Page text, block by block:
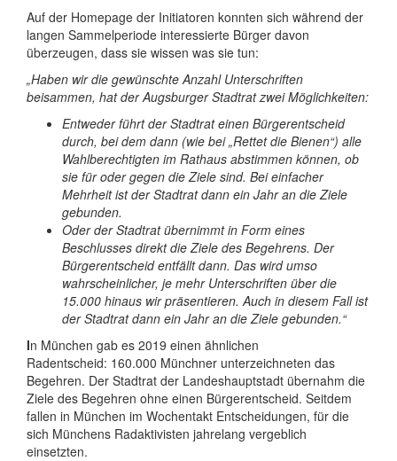
Auf der Homepage der Initiatoren konnten sich während der
langen Sammelperiode interessierte Bürger davon
überzeugen, dass sie wissen was sie tun:
„Haben wir die gewünschte Anzahl Unterschriften
beisammen, hat der Augsburger Stadtrat zwei Möglichkeiten:
Entweder führt der Stadtrat einen Bürgerentscheid
durch, bei dem dann (wie bei „Rettet die Bienen“) alle
Wahlberechtigten im Rathaus abstimmen können, ob
sie für oder gegen die Ziele sind. Bei einfacher
Mehrheit ist der Stadtrat dann ein Jahr an die Ziele
gebunden.
Oder der Stadtrat übernimmt in Form eines
Beschlusses direkt die Ziele des Begehrens. Der
Bürgerentscheid entfällt dann. Das wird umso
wahrscheinlicher, je mehr Unterschriften über die
15.000 hinaus wir präsentieren. Auch in diesem Fall ist
der Stadtrat dann ein Jahr an die Ziele gebunden.“
In München gab es 2019 einen ähnlichen
Radentscheid: 160.000 Münchner unterzeichneten das
Begehren. Der Stadtrat der Landeshauptstadt übernahm die
Ziele des Begehren ohne einen Bürgerentscheid. Seitdem
fallen in München im Wochentakt Entscheidungen, für die
sich Münchens Radaktivisten jahrelang vergeblich
einsetzten.